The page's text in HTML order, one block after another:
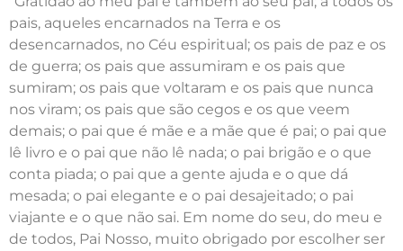
pais, aqueles encarnados na Terra e os
desencarnados, no Céu espiritual; os pais de paz e os
de guerra; os pais que assumiram e os pais que
sumiram; os pais que voltaram e os pais que nunca
nos viram; os pais que são cegos e os que veem
demais; o pai que é mãe e a mãe que é pai; o pai que
lê livro e o pai que não lê nada; o pai brigão e o que
conta piada; o pai que a gente ajuda e o que dá
mesada; o pai elegante e o pai desajeitado; o pai
viajante e o que não sai. Em nome do seu, do meu e
de todos, Pai Nosso, muito obrigado por escolher ser